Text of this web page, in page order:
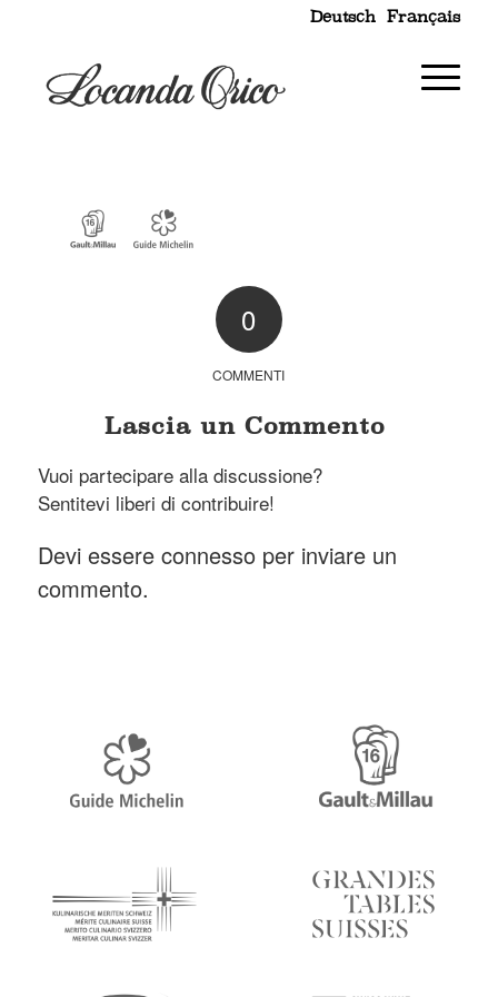
Deutsch Français
0
COMMENTI
Lascia un Commento
Vuoi partecipare alla discussione?
Sentitevi liberi di contribuire!
Devi essere connessoper inviare un
commento.